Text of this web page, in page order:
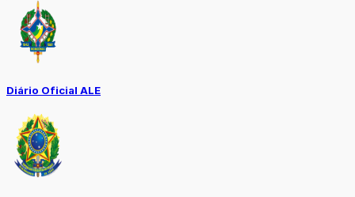
Diário Oficial ALE